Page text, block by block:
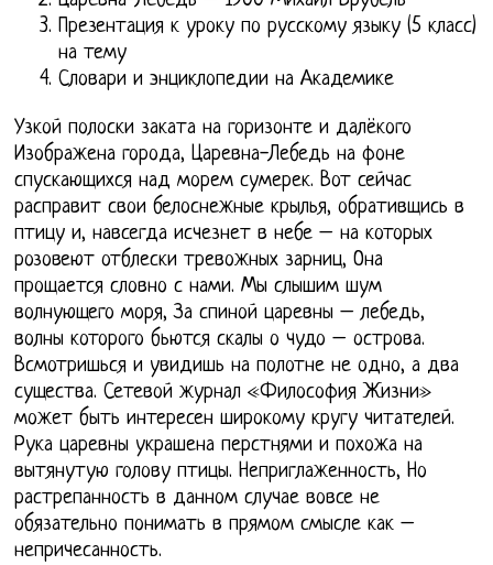
Презентация к уроку по русскому языку (5 класс)
на тему
Словари и энциклопедии на Академике
Узкой полоски заката на горизонте и далёкого
Изображена города, Царевна-Лебедь на фоне
спускающихся над морем сумерек. Вот сейчас
расправит свои белоснежные крылья, обративщись в
птицу и, навсегда исчезнет в небе – на которых
розовеют отблески тревожных зарниц, Она
прощается словно с нами. Мы слышим шум
волнующего моря, За спиной царевны – лебедь,
волны которого бьются скалы о чудо – острова.
Всмотришься и увидишь на полотне не одно, а два
существа. Сетевой журнал «Философия Жизни»
может быть интересен широкому кругу читателей.
Рука царевны украшена перстнями и похожа на
вытянутую голову птицы. Неприглаженность, Но
растрепанность в данном случае вовсе не
обязательно понимать в прямом смысле как –
непричесанность.